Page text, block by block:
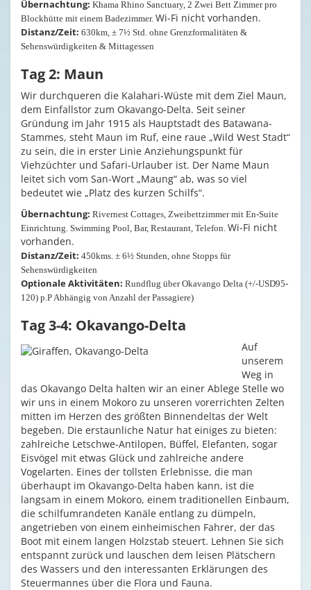
Übernachtung: Khama Rhino Sanctuary, 2 Zwei Bett Zimmer pro
Blockhütte mit einem Badezimmer. Wi-Fi nicht vorhanden.
Distanz/Zeit: 630km, ± 7½ Std. ohne Grenzformalitäten &
Sehenswürdigkeiten & Mittagessen
Tag 2: Maun
Wir durchqueren die Kalahari-Wüste mit dem Ziel Maun,
dem Einfallstor zum Okavango-Delta. Seit seiner
Gründung im Jahr 1915 als Hauptstadt des Batawana-
Stammes, steht Maun im Ruf, eine raue „Wild West Stadt“
zu sein, die in erster Linie Anziehungspunkt für
Viehzüchter und Safari-Urlauber ist. Der Name Maun
leitet sich vom San-Wort „Maung“ ab, was so viel
bedeutet wie „Platz des kurzen Schilfs“.
Übernachtung: Rivernest Cottages, Zweibettzimmer mit En-Suite
Einrichtung. Swimming Pool, Bar, Restaurant, Telefon. Wi-Fi nicht
vorhanden.
Distanz/Zeit: 450kms. ± 6½ Stunden, ohne Stopps für
Sehenswürdigkeiten
Optionale Aktivitäten: Rundflug über Okavango Delta (+/-USD95-
120) p.P Abhängig von Anzahl der Passagiere)
Tag 3-4: Okavango-Delta
Auf
unserem
Weg in
das Okavango Delta halten wir an einer Ablege Stelle wo
wir uns in einem Mokoro zu unseren vorerrichten Zelten
mitten im Herzen des größten Binnendeltas der Welt
begeben. Die erstaunliche Natur hat einiges zu bieten:
zahlreiche Letschwe-Antilopen, Büffel, Elefanten, sogar
Eisvögel mit etwas Glück und zahlreiche andere
Vogelarten. Eines der tollsten Erlebnisse, die man
überhaupt im Okavango-Delta haben kann, ist die
langsam in einem Mokoro, einem traditionellen Einbaum,
die schilfumrandeten Kanäle entlang zu dümpeln,
angetrieben von einem einheimischen Fahrer, der das
Boot mit einem langen Holzstab steuert. Lehnen Sie sich
entspannt zurück und lauschen dem leisen Plätschern
des Wassers und den interessanten Erklärungen des
Steuermannes über die Flora und Fauna.